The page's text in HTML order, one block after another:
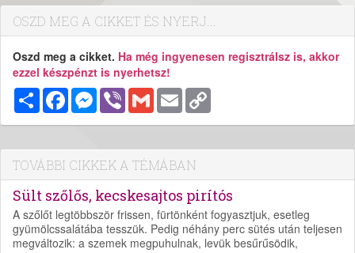
OSZD MEG A CIKKET ÉS NYERJ...
Oszd meg a cikket. Ha még ingyenesen regisztrálsz is, akkor
ezzel készpénzt is nyerhetsz!
MegosztásFacebookMessenger
Viber Gmail Email
TOVÁBBI CIKKEK A TÉMÁBAN
Sült szőlős, kecskesajtos pirítós
A szőlőt legtöbbször frissen, fürtönként fogyasztjuk, esetleg
gyümölcssalátába tesszük. Pedig néhány perc sütés után teljesen
megváltozik: a szemek megpuhulnak, levük besűrűsödik,